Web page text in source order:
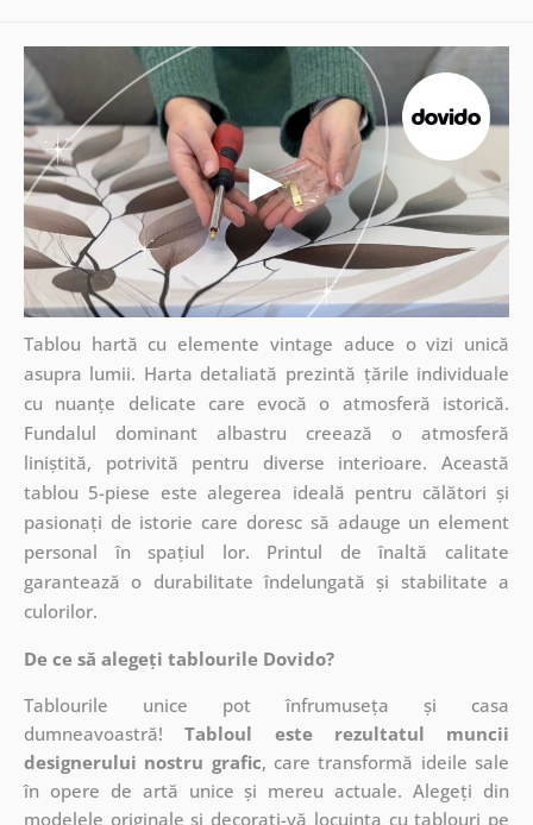
Tablou hartă cu elemente vintage aduce o vizi unică
asupra lumii. Harta detaliată prezintă țările individuale
cu nuanțe delicate care evocă o atmosferă istorică.
Fundalul dominant albastru creează o atmosferă
liniștită, potrivită pentru diverse interioare. Această
tablou 5-piese este alegerea ideală pentru călători și
pasionați de istorie care doresc să adauge un element
personal în spațiul lor. Printul de înaltă calitate
garantează o durabilitate îndelungată și stabilitate a
culorilor.
De ce să alegeți tablourile Dovido?
Tablourile unice pot înfrumuseța și casa
dumneavoastră!Tabloul este rezultatul muncii
designerului nostru grafic, caretransformă ideile sale
în opere de artă unice și mereu actuale. Alegeți din
modelele originale și decorați-vă locuința cu tablouri pe